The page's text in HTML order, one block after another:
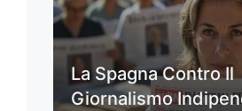
La Spagna Contro Il
Giornalismo